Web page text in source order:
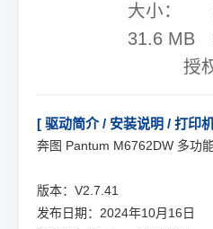
大小：
31.6 MB
授
[ 驱动简介 / 安装说明 / 打印
奔图 Pantum M6762DW 多功
版本：V2.7.41
发布日期：2024年10月16日